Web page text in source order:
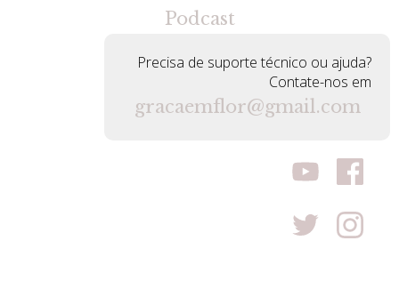
Podcast
Precisa de suporte técnico ou ajuda?
Contate-nos em
gracaemflor@gmail.com